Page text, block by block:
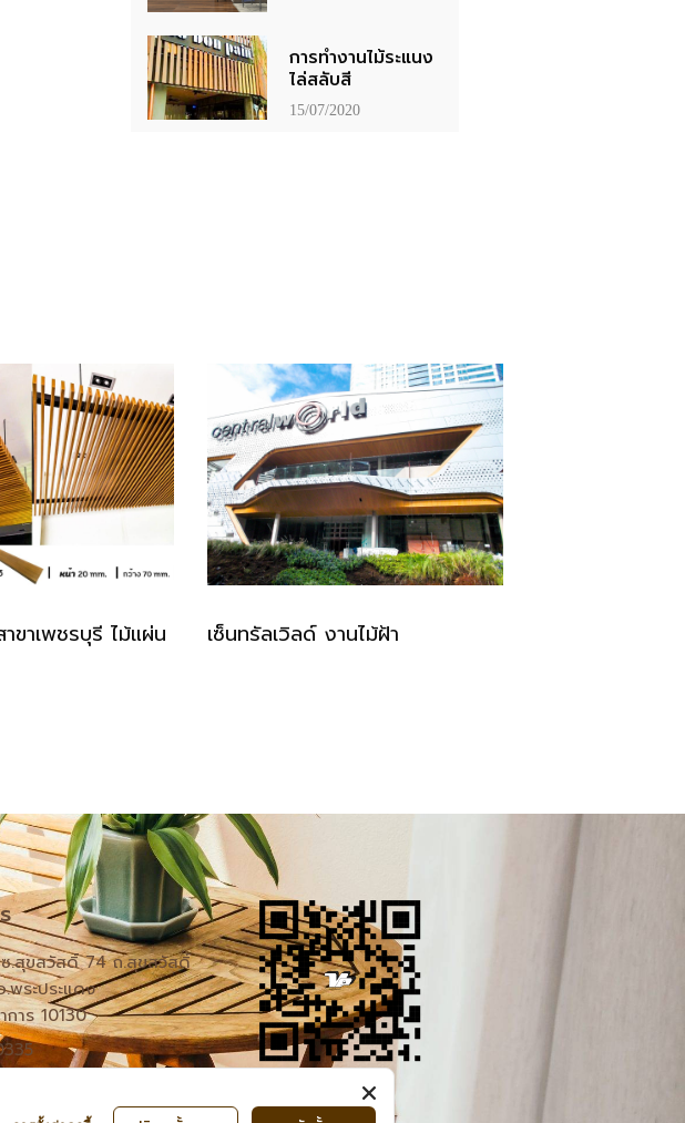
การทำงานไม้ระแนง
ไล่สลับสี
15/07/2020
ขาเพชรบุรี ไม้แผ่น เซ็นทรัลเวิลด์ งานไม้ฝ้า
.สุขสวัสดิ์ 74 ถ.สุขสวัสดิ์
พระประแดง
าร 10130